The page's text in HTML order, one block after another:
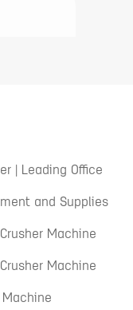
| Leading Office
and Supplies
Machine
Machine
Machine